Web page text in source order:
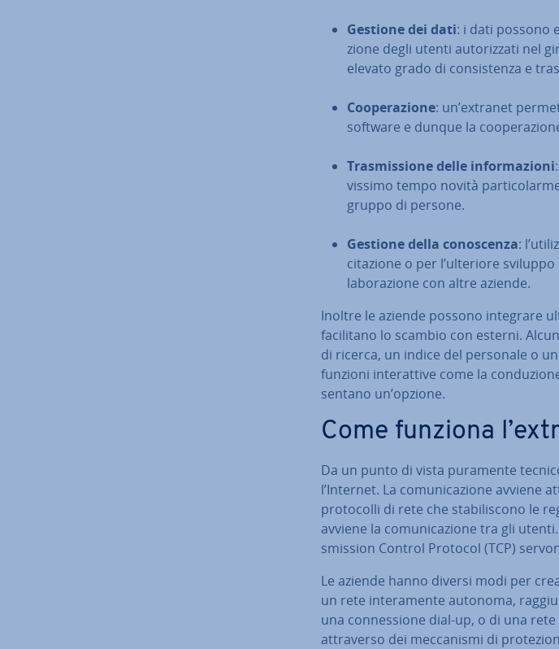
Gestione dei dati: i dati possono
zio­ne degli utenti au­to­riz­za­ti nel
elevato grado di con­si­sten­za e
Coo­pe­ra­zio­ne: un’extranet
software e dunque la
Tra­smis­sio­ne delle in­for­ma­zio­ni
vis­si­mo tempo novità
gruppo di persone.
Gestione della co­no­scen­za:
ci­ta­zio­ne o per l’ulteriore
la­bo­ra­zio­ne con altre aziende.
Inoltre le aziende possono integrare
fa­ci­li­ta­no lo scambio con esterni.
di ricerca, un indice del personale o
funzioni in­te­rat­ti­ve come la
sen­ta­no un’opzione.
Come funziona
Da un punto di vista puramente
l’Internet. La co­mu­ni­ca­zio­ne avviene
pro­to­col­li di rete che sta­bi­li­sco­no le
avviene la co­mu­ni­ca­zio­ne tra gli utenti.
smis­sion Control Protocol (TCP)
Le aziende hanno diversi modi per
un rete in­te­ra­men­te autonoma,
una con­nes­sio­ne dial-up, o di una
at­tra­ver­so dei mec­ca­ni­smi di